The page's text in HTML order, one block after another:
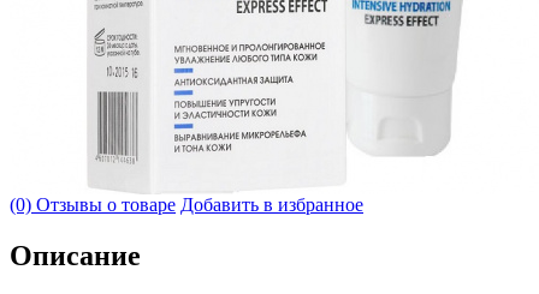
(0) Отзывы о товаре Добавить в избранное
Описание